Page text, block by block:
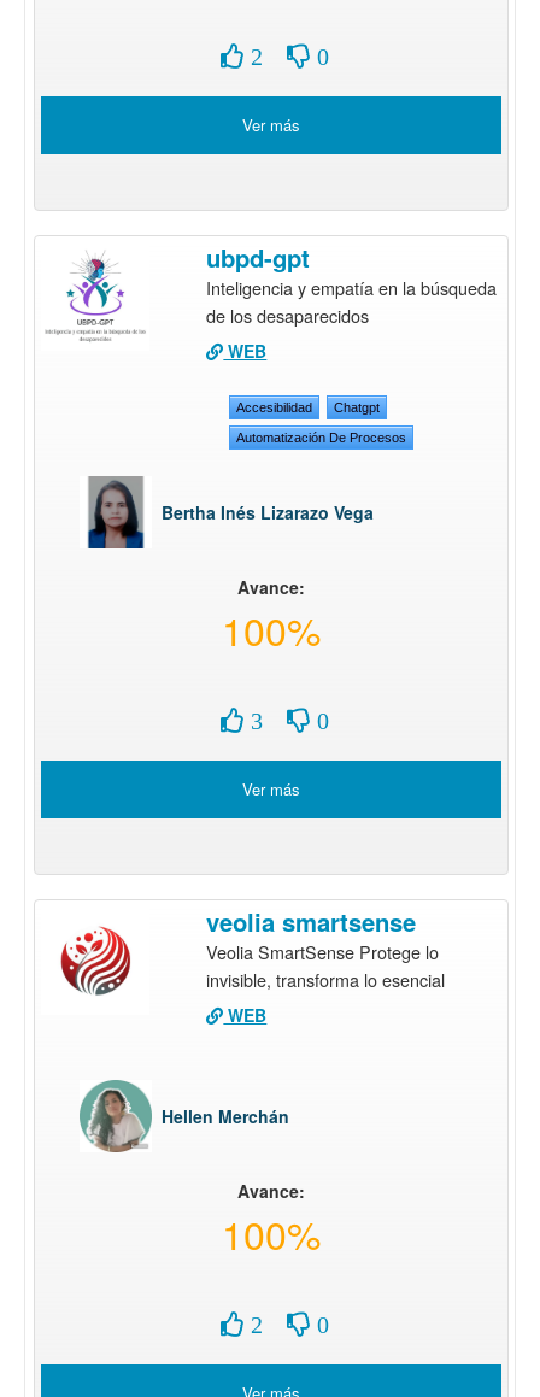
2 0
Ver más
ubpd-gpt
Inteligencia y empatía en la búsqueda
de los desaparecidos
WEB
Accesibilidad Chatgpt
Automatización De Procesos
Bertha Inés Lizarazo Vega
Avance:
100%
3 0
Ver más
veolia smartsense
Veolia SmartSense Protege lo
invisible, transforma lo esencial
WEB
Hellen Merchán
Avance:
100%
2 0